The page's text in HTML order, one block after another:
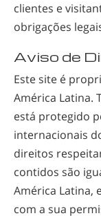
clientes e
obrigações
Aviso de
Este site é
América Latina.
está protegido
internacionais
direitos
contidos são
América Latina,
com a sua